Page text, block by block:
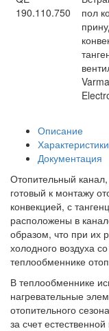
190.110.750
пол
Описание
Характеристики
Документация
Отопительный
готовый к монтажу
конвекцией, с
расположены в
образом, что при их
холодного воздуха
теплообменнике
В теплообменнике
нагревательные
отопительного
за счет